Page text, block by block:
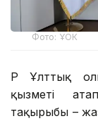
Фото: ҰОК
ҚР Ұлттық
қызметі
тақырыбы –